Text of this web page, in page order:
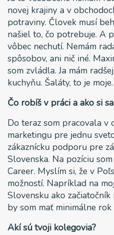
novej krajiny a v
potraviny. Človek musí
našiel to, čo potrebuje. A
vôbec nechutí. Nemám
spôsobov, ani nič iné.
som zvládla. Ja mám
kuchyňu. Šaláty, to je moje.
Čo robíš v práci a ako si
Do teraz som pracovala v
marketingu pre jednu
zákaznícku podporu pre
Slovenska. Na pozíciu
Career. Myslím si, že v
možností. Napríklad na
Slovensku ako
by som mať minimálne rok
Akí sú tvoji kolegovia?